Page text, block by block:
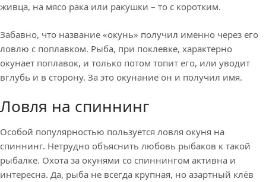
живца, на мясо рака или ракушки – то с коротким.
Забавно, что название «окунь» получил именно через его
ловлю с поплавком. Рыба, при поклевке, характерно
окунает поплавок, и только потом топит его, или уводит
вглубь и в сторону. За это окунание он и получил имя.
Ловля на спиннинг
Особой популярностью пользуется ловля окуня на
спиннинг. Нетрудно объяснить любовь рыбаков к такой
рыбалке. Охота за окунями со спиннингом активна и
интересна. Да, рыба не всегда крупная, но азартный клёв